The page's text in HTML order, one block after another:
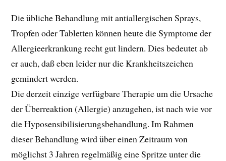
Die übliche Behandlung mit antiallergischen Sprays,
Tropfen oder Tabletten können heute die Symptome der
Allergieerkrankung recht gut lindern. Dies bedeutet ab
er auch, daß eben leider nur die Krankheitszeichen
gemindert werden.
Die derzeit einzige verfügbare Therapie um die Ursache
der Überreaktion (Allergie) anzugehen, ist nach wie vor
die Hyposensibilisierungsbehandlung. Im Rahmen
dieser Behandlung wird über einen Zeitraum von
möglichst 3 Jahren regelmäßig eine Spritze unter die